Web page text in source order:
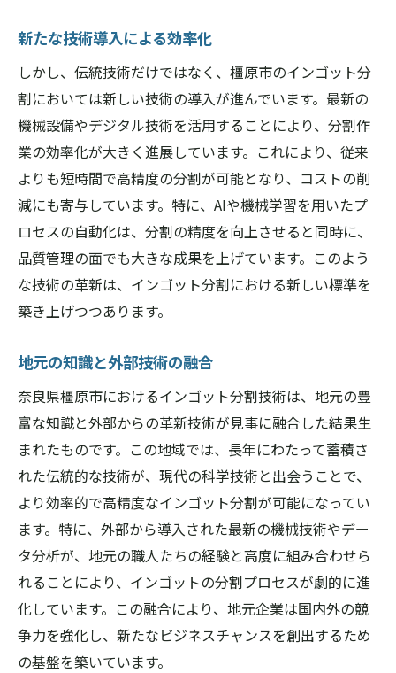
新たな技術導入による効率化
しかし、伝統技術だけではなく、橿原市のインゴット分
割においては新しい技術の導入が進んでいます。最新の
機械設備やデジタル技術を活用することにより、分割作
業の効率化が大きく進展しています。これにより、従来
よりも短時間で高精度の分割が可能となり、コストの削
減にも寄与しています。特に、AIや機械学習を用いたプ
ロセスの自動化は、分割の精度を向上させると同時に、
品質管理の面でも大きな成果を上げています。このよう
な技術の革新は、インゴット分割における新しい標準を
築き上げつつあります。
地元の知識と外部技術の融合
奈良県橿原市におけるインゴット分割技術は、地元の豊
富な知識と外部からの革新技術が見事に融合した結果生
まれたものです。この地域では、長年にわたって蓄積さ
れた伝統的な技術が、現代の科学技術と出会うことで、
より効率的で高精度なインゴット分割が可能になってい
ます。特に、外部から導入された最新の機械技術やデー
タ分析が、地元の職人たちの経験と高度に組み合わせら
れることにより、インゴットの分割プロセスが劇的に進
化しています。この融合により、地元企業は国内外の競
争力を強化し、新たなビジネスチャンスを創出するため
の基盤を築いています。